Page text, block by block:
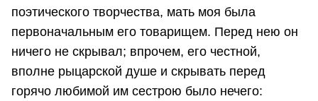
поэтического творчества, мать моя была
первоначальным его товарищем. Перед нею он
ничего не скрывал; впрочем, его честной,
вполне рыцарской душе и скрывать перед
горячо любимой им сестрою было нечего: